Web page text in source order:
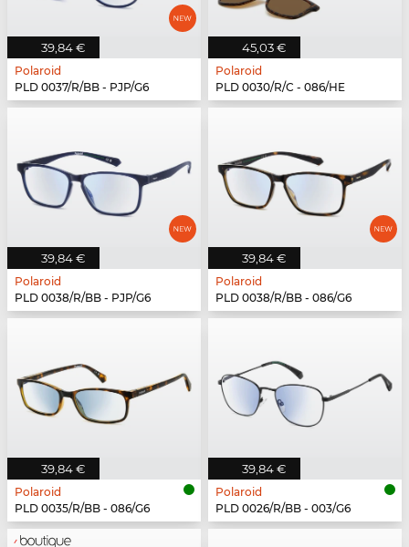
39,84 €
Polaroid
PLD 0037/R/BB - PJP/G6
45,03 €
Polaroid
PLD 0030/R/C - 086/HE
39,84 €
Polaroid
PLD 0038/R/BB - PJP/G6
39,84 €
Polaroid
PLD 0038/R/BB - 086/G6
39,84 €
Polaroid
PLD 0035/R/BB - 086/G6
39,84 €
Polaroid
PLD 0026/R/BB - 003/G6